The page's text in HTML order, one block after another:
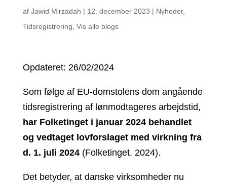
af Jawid Mirzadah | 12. december 2023 | Nyheder,
Tidsregistrering Vis alle blogs
Opdateret: 26/02/2024
Som følge af EU-domstolens dom angående
tidsregistrering af lønmodtageres arbejdstid,
har Folketinget i januar 2024 behandlet
og vedtaget lovforslaget med virkning fra
d. 1. juli 2024(Folketinget, 2024).
Det betyder, at danske virksomheder nu